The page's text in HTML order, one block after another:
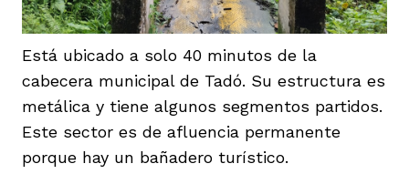
Está ubicado a solo 40 minutos de la
cabecera municipal de Tadó. Su estructura es
metálica y tiene algunos segmentos partidos.
Este sector es de afluencia permanente
porque hay un bañadero turístico.